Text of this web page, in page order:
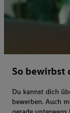
So bewirbst
Du kannst dich
bewerben. Auch